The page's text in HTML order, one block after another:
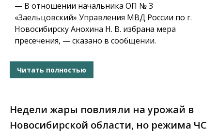
— В отношении начальника ОП № 3
«Заельцовский» Управления МВД России по г.
Новосибирску Анохина Н. В. избрана мера
пресечения, — сказано в сообщении.
Читать полностью
Недели жары повлияли на урожай в
Новосибирской области, но режима ЧС